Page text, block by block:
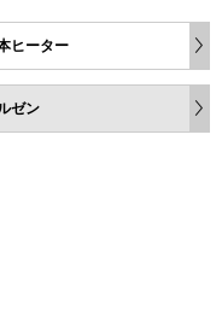
ヒーター
ゼン